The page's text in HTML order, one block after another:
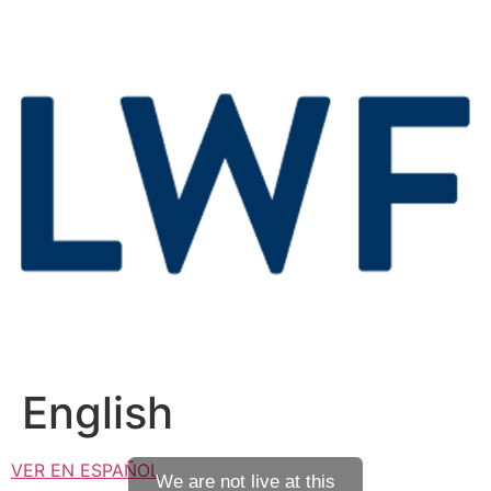
English
We are not live at this
VER EN ESPAÑOL